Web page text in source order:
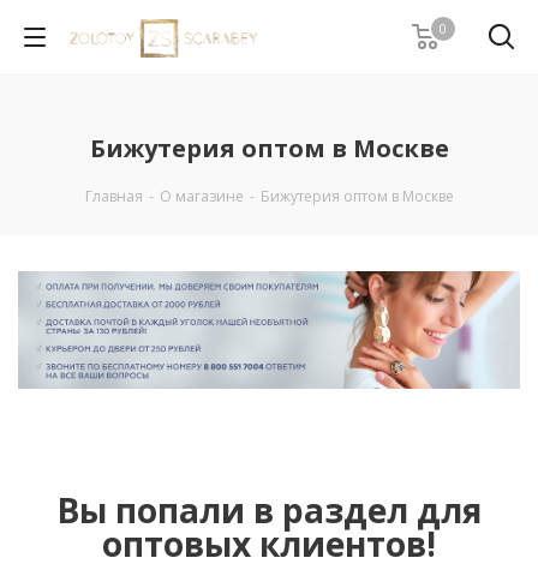
0
Бижутерия оптом в Москве
Главная - О магазине - Бижутерия оптом в Москве
Вы попали в раздел для
оптовых клиентов!